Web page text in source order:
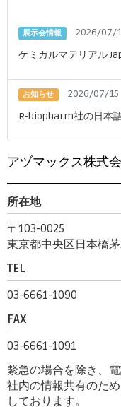
展示会情報
2026/07/
ケミカルマテリアル
お知らせ
2026/07/15
R-biopharm社の日本
アヅマックス株式
所在地
〒103-0025
東京都中央区日本橋
TEL
03-6661-1090
FAX
03-6661-1091
緊急の場合を除き、
社内の情報共有のた
しております。